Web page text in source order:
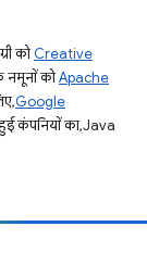
कोCreative
कोApache
Google
कंपनियों का, Java